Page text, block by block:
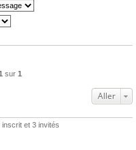
sur 1
Aller
et 3 invités